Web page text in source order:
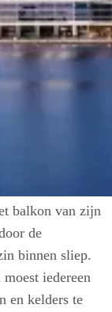
balkon van zijn
de
binnen sliep.
iedereen
en kelders te